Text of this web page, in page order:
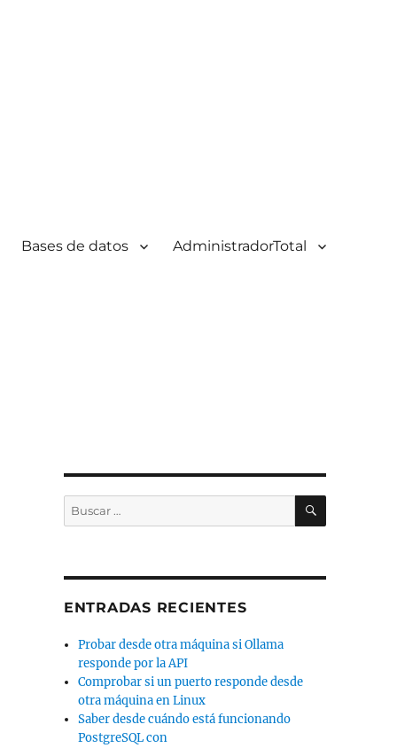
Bases de datos AdministradorTotal
Buscar
por:
BUSCAR
ENTRADAS RECIENTES
Probar desde otra máquina si Ollama
responde por la API
Comprobar si un puerto responde desde
otra máquina en Linux
Saber desde cuándo está funcionando
PostgreSQL con